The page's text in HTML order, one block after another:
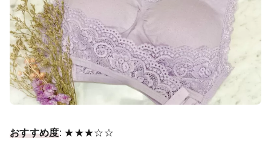
おすすめ度: ★★★☆☆